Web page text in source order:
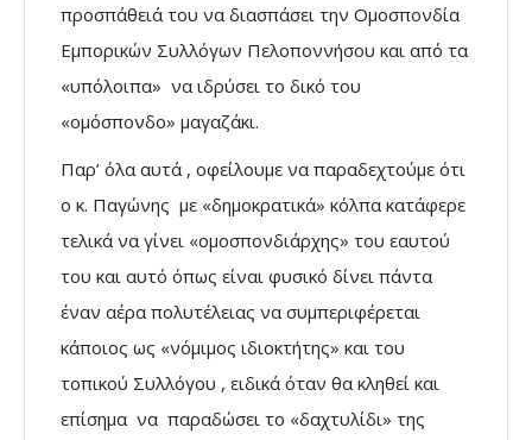
προσπάθειά του να διασπάσει την Ομοσπονδία
Εμπορικών Συλλόγων Πελοποννήσου και από τα
«υπόλοιπα» να ιδρύσει το δικό του
«ομόσπονδο» μαγαζάκι.
Παρ’ όλα αυτά , οφείλουμε να παραδεχτούμε ότι
ο κ. Παγώνης με «δημοκρατικά» κόλπα κατάφερε
τελικά να γίνει «ομοσπονδιάρχης» του εαυτού
του και αυτό όπως είναι φυσικό δίνει πάντα
έναν αέρα πολυτέλειας να συμπεριφέρεται
κάποιος ως «νόμιμος ιδιοκτήτης» και του
τοπικού Συλλόγου , ειδικά όταν θα κληθεί και
επίσημα να παραδώσει το «δαχτυλίδι» της